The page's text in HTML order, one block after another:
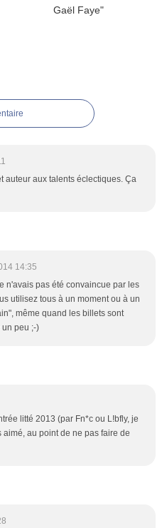
auteur aux talents éclectiques. Ça
14:35
n'avais pas été convaincue par les
utilisez tous à un moment ou à un
même quand les billets sont
peu ;-)
litté 2013 (par Fn*c ou L!bfly, je
au point de ne pas faire de